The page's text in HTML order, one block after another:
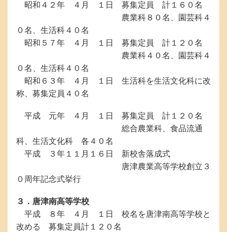
昭和４２年 ４月 １日 募集定員 計１６０名
農業科８０名、園芸科４
０名、生活科４０名
昭和５７年 ４月 １日 募集定員 計１２０名
農業科４０名、園芸科４
０名、生活科４０名
昭和６３年 ４月 １日 生活科を生活文化科に改
称、募集定員４０名
平成 元年 ４月 １日 募集定員 計１２０名
総合農業科、食品流通
科、生活文化科 各４０名
平成 ３年１１月１６日 新校舎落成式
唐津農業高等学校創立３
０周年記念式挙行
３．唐津南高等学校
平成 ８年 ４月 １日 校名を唐津南高等学校と
改める 募集定員計１２０名